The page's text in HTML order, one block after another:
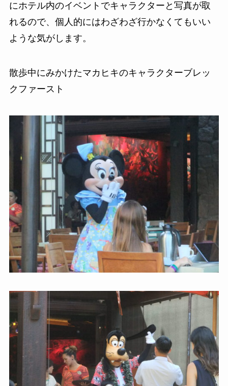
にホテル内のイベントでキャラクターと写真が取
れるので、個人的にはわざわざ行かなくてもいい
ような気がします。
散歩中にみかけたマカヒキのキャラクターブレッ
クファースト